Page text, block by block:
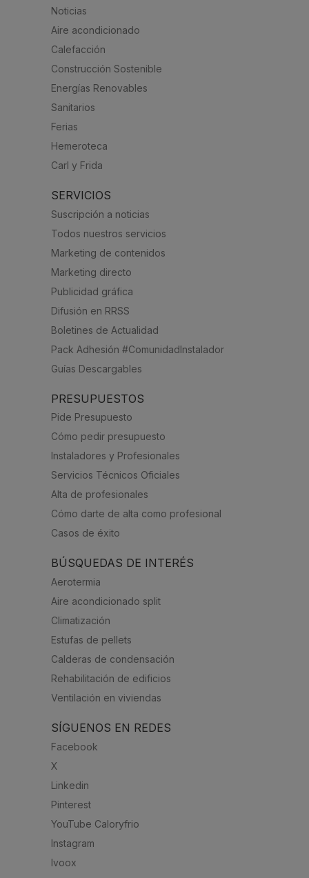
Noticias
Aire acondicionado
Calefacción
Construcción Sostenible
Energías Renovables
Sanitarios
Ferias
Hemeroteca
Carl y Frida
SERVICIOS
Suscripción a noticias
Todos nuestros servicios
Marketing de contenidos
Marketing directo
Publicidad gráfica
Difusión en RRSS
Boletines de Actualidad
Pack Adhesión #ComunidadInstalador
Guías Descargables
PRESUPUESTOS
Pide Presupuesto
Cómo pedir presupuesto
Instaladores y Profesionales
Servicios Técnicos Oficiales
Alta de profesionales
Cómo darte de alta como profesional
Casos de éxito
BÚSQUEDAS DE INTERÉS
Aerotermia
Aire acondicionado split
Climatización
Estufas de pellets
Calderas de condensación
Rehabilitación de edificios
Ventilación en viviendas
SÍGUENOS EN REDES
Facebook
X
Linkedin
Pinterest
YouTube Caloryfrio
Instagram
Ivoox